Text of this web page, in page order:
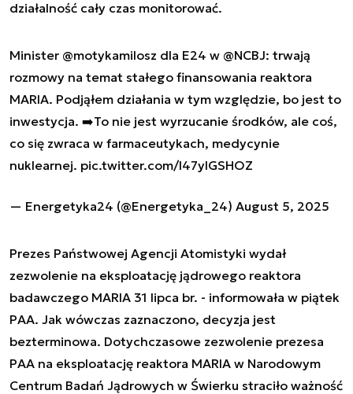
działalność cały czas monitorować.
Minister @motykamilosz dla E24 w @NCBJ: trwają
rozmowy na temat stałego finansowania reaktora
MARIA. Podjąłem działania w tym względzie, bo jest to
inwestycja. ➡️To nie jest wyrzucanie środków, ale coś,
co się zwraca w farmaceutykach, medycynie
nuklearnej. pic.twitter.com/I47ylGSHOZ
— Energetyka24 (@Energetyka_24) August 5, 2025
Prezes Państwowej Agencji Atomistyki wydał
zezwolenie na eksploatację jądrowego reaktora
badawczego MARIA 31 lipca br. - informowała w piątek
PAA. Jak wówczas zaznaczono, decyzja jest
bezterminowa. Dotychczasowe zezwolenie prezesa
PAA na eksploatację reaktora MARIA w Narodowym
Centrum Badań Jądrowych w Świerku straciło ważność